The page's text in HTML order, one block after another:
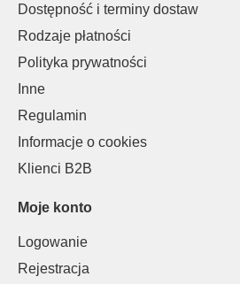
Dostępność i terminy dostaw
Rodzaje płatności
Polityka prywatności
Inne
Regulamin
Informacje o cookies
Klienci B2B
Moje konto
Logowanie
Rejestracja